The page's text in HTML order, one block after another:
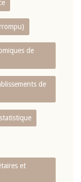
de
de
et